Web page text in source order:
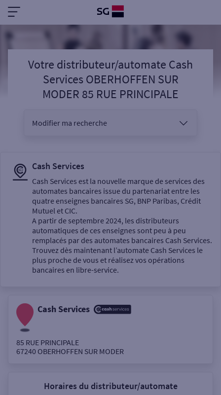
Votre distributeur/automate Cash
Services OBERHOFFEN SUR
MODER 85 RUE PRINCIPALE
Modifier ma recherche
Sélectionnez votre recherche
Un service
Autour de moi
Cash Services
Cash Services est la nouvelle marque de services des
automates bancaires issue du partenariat entre les
quatre enseignes bancaires SG, BNP Paribas, Crédit
Mutuel et CIC.
A partir de septembre 2024, les distributeurs
automatiques de ces enseignes sont peu à peu
remplacés par des automates bancaires Cash Services.
Trouvez dès maintenant l’automate Cash Services le
plus proche de vous et réalisez vos opérations
bancaires en libre-service.
Cash Services
85 RUE PRINCIPALE
67240 OBERHOFFEN SUR MODER
Horaires du distributeur/automate